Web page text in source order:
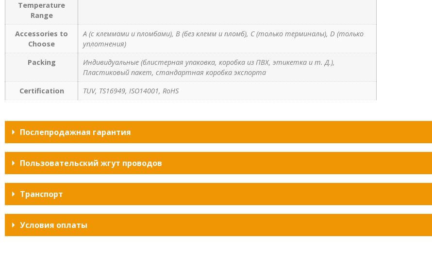
Temperature
Range
Accessories to
Choose
A (с клеммами и пломбами), B (без клемм и пломб), C (только терминалы), D (только
уплотнения)
Packing
Индивидуальные (блистерная упаковка, коробка из ПВХ, этикетка и т. Д.),
Пластиковый пакет, стандартная коробка экспорта
Certification
TUV, TS16949, ISO14001, RoHS
Послепродажная гарантия
Пользовательский жгут проводов
Транспорт
Условия оплаты